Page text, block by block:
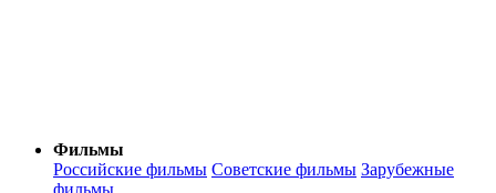
Фильмы
Российские фильмы Советские фильмы Зарубежные